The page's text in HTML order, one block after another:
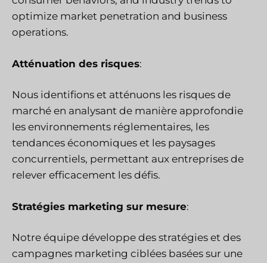
optimize market penetration and business
operations.
Atténuation des risques:
Nous identifions et atténuons les risques de
marché en analysant de manière approfondie
les environnements réglementaires, les
tendances économiques et les paysages
concurrentiels, permettant aux entreprises de
relever efficacement les défis.
Stratégies marketing sur mesure:
Notre équipe développe des stratégies et des
campagnes marketing ciblées basées sur une